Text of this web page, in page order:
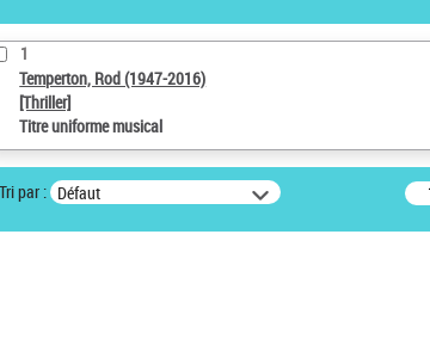
1
Temperton, Rod (1947-2016)
[Thriller]
Titre uniforme musical
Tri par : Défaut